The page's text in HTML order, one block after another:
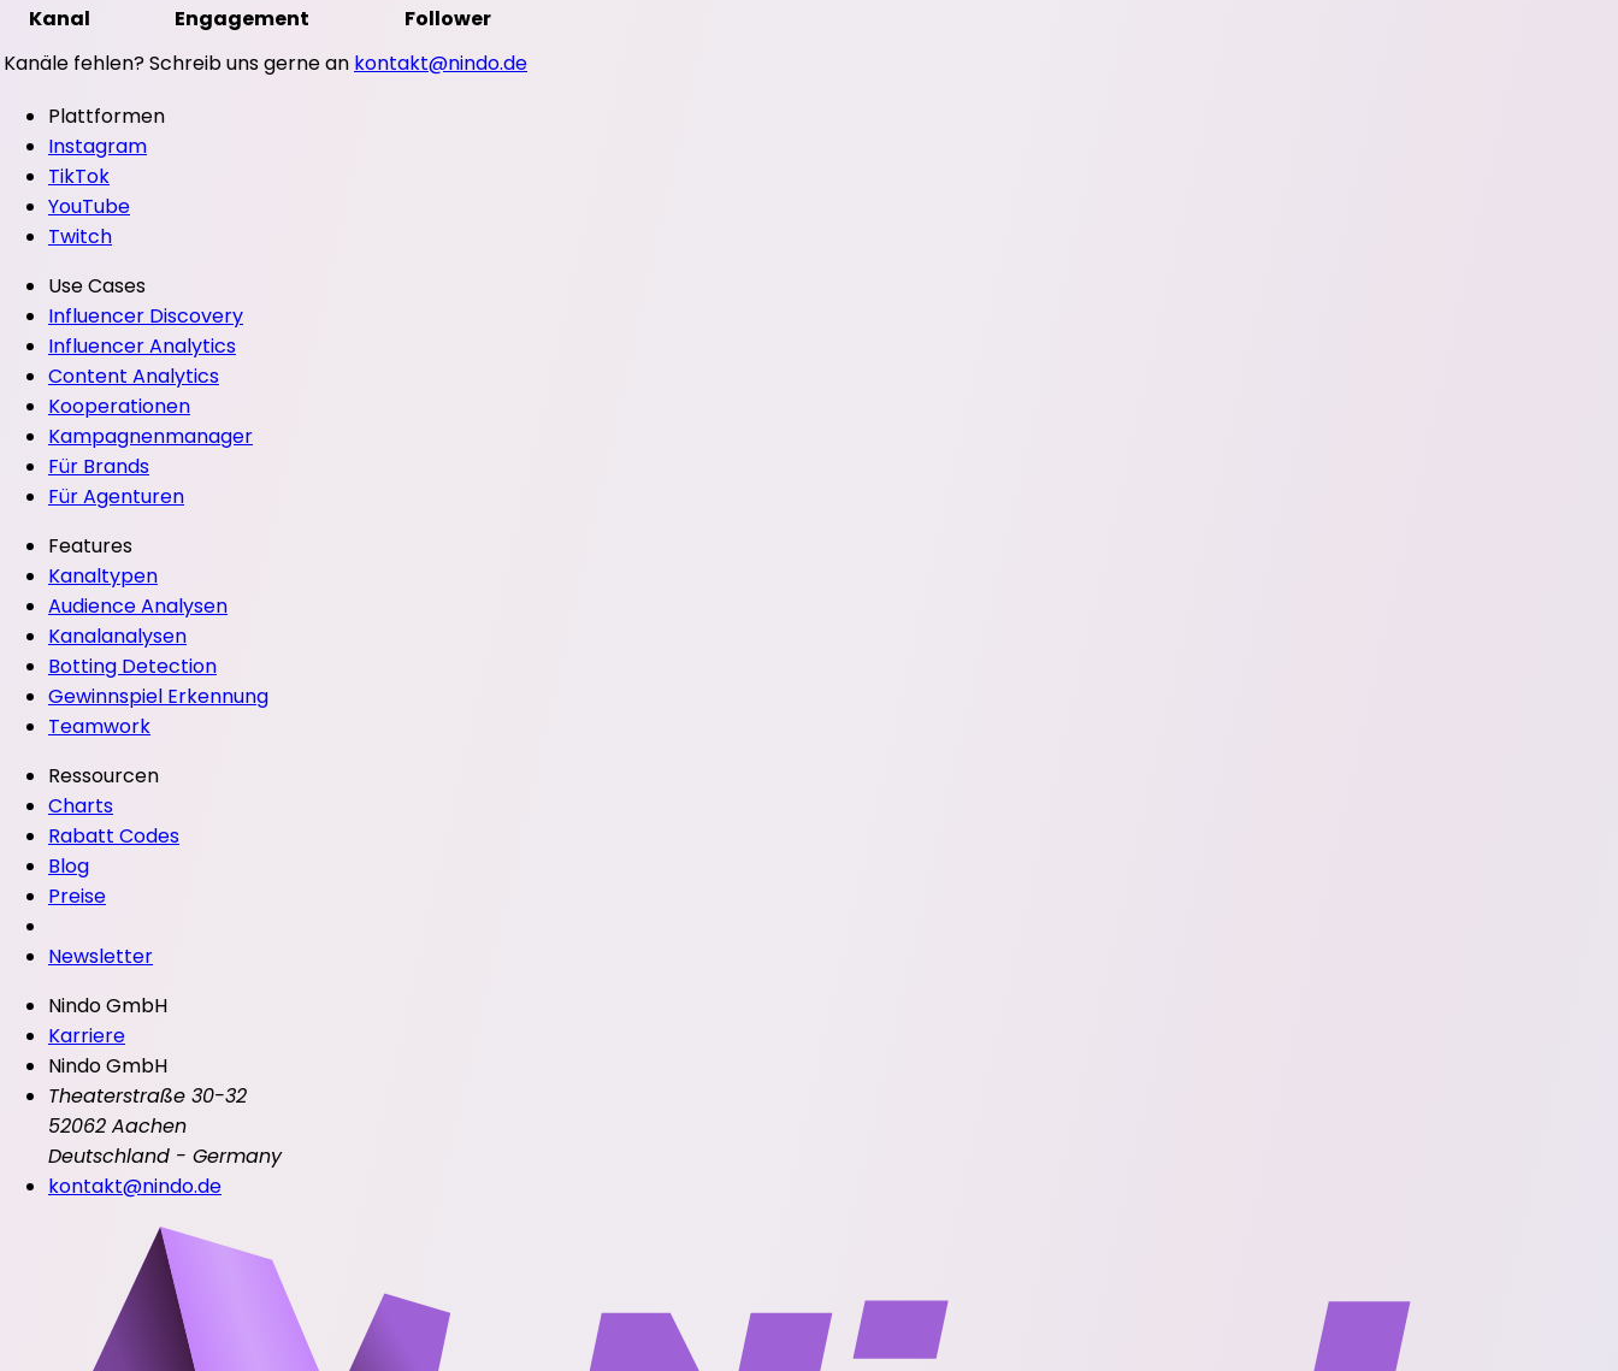
Kanal
Engagement
Follower
Kanäle fehlen? Schreib uns gerne an kontakt@nindo.de
Plattformen
Instagram
TikTok
YouTube
Twitch
Use Cases
Influencer Discovery
Influencer Analytics
Content Analytics
Kooperationen
Kampagnenmanager
Für Brands
Für Agenturen
Features
Kanaltypen
Audience Analysen
Kanalanalysen
Botting Detection
Gewinnspiel Erkennung
Teamwork
Ressourcen
Charts
Rabatt Codes
Blog
Preise
Newsletter
Nindo GmbH
Karriere
Nindo GmbH
Theaterstraße 30-32
52062 Aachen
Deutschland - Germany
kontakt@nindo.de